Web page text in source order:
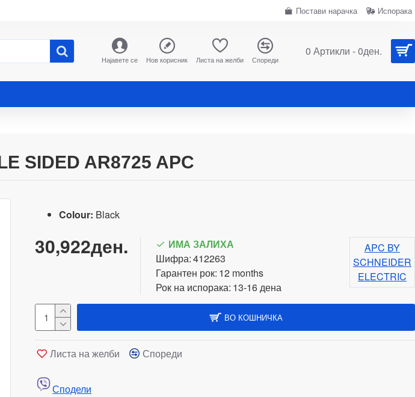
Постави нарачка Испорака
Најавете се Нов корисник Листа на желби Спореди
0 Артикли - 0ден.
SIDED AR8725 APC
Colour: Black
30,922ден.
ИМА ЗАЛИХА
Шифра:412263
Гарантен рок: 12 months
Рок на испорака: 13-16 дена
APC BY
SCHNEIDER
ELECTRIC
ВО КОШНИЧКА
Листа на желби Спореди
Сподели